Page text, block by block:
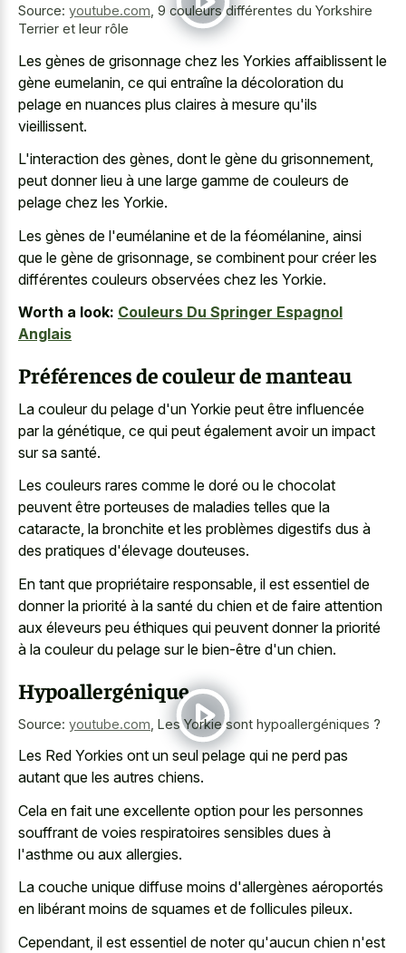
Source: youtube.com 9 couleurs différentes du Yorkshire
Terrier et leur rôle
Les gènes de grisonnage chez les Yorkies affaiblissent le
gène eumelanin, ce qui entraîne la décoloration du
pelage en nuances plus claires à mesure qu'ils
vieillissent.
L'interaction des gènes, dont le gène du grisonnement,
peut donner lieu à une large gamme de couleurs de
pelage chez les Yorkie.
Les gènes de l'eumélanine et de la féomélanine, ainsi
que le gène de grisonnage, se combinent pour créer les
différentes couleurs observées chez les Yorkie.
Worth a look: Couleurs Du Springer Espagnol
Anglais
Préférences de couleur de manteau
La couleur du pelage d'un Yorkie peut être influencée
par la génétique, ce qui peut également avoir un impact
sur sa santé.
Les couleurs rares comme le doré ou le chocolat
peuvent être porteuses de maladies telles que la
cataracte, la bronchite et les problèmes digestifs dus à
des pratiques d'élevage douteuses.
En tant que propriétaire responsable, il est essentiel de
donner la priorité à la santé du chien et de faire attention
aux éleveurs peu éthiques qui peuvent donner la priorité
à la couleur du pelage sur le bien-être d'un chien.
Hypoallergénique
Source: youtube.com Les Yorkie sont hypoallergéniques ?
Les Red Yorkies ont un seul pelage qui ne perd pas
autant que les autres chiens.
Cela en fait une excellente option pour les personnes
souffrant de voies respiratoires sensibles dues à
l'asthme ou aux allergies.
La couche unique diffuse moins d'allergènes aéroportés
en libérant moins de squames et de follicules pileux.
Cependant, il est essentiel de noter qu'aucun chien n'est